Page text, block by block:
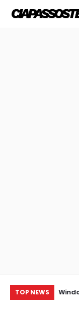
TOP NEWS
IMPRESSORA